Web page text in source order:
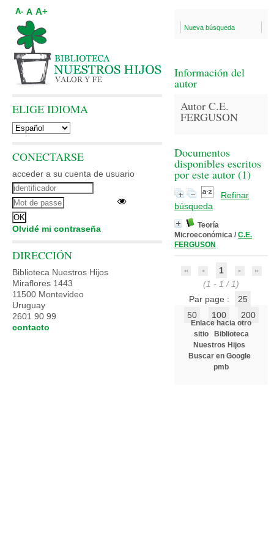
Nueva búsqueda
Información del
autor
Autor C.E.
FERGUSON
Documentos
disponibles escritos
por este autor (1)
Refinar
búsqueda
Teoría
Microeconómica / C.E.
FERGUSON
1
(1 - 1 / 1)
Par page :
25
50
100 200
Enlace hacia otro
sitio
Biblioteca
Nuestros Hijos
Buscar en Google
pmb
A- A A+
ELIGE IDIOMA
CONECTARSE
acceder a su cuenta de usuario
Olvidé mi contraseña
DIRECCIÓN
Biblioteca Nuestros Hijos
Miraflores 1443
11500 Montevideo
Uruguay
2601 90 99
contacto